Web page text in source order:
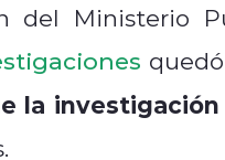
del Ministerio
la